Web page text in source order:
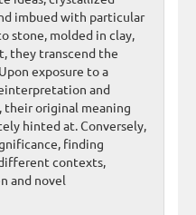
imbued with particular
stone, molded in clay,
they transcend the
exposure to a
and
their original meaning
hinted at. Conversely,
finding
contexts,
and novel